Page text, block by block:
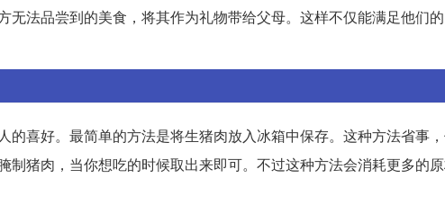
无法品尝到的美食，将其作为礼物带给父母。这样不仅能满足他们
的喜好。最简单的方法是将生猪肉放入冰箱中保存。这种方法省事
制猪肉，当你想吃的时候取出来即可。不过这种方法会消耗更多的